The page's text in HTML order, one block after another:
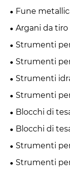
Fune
Argani da
Strumenti
Strumenti
Strumenti
Strumenti
Blocchi di
Blocchi di
Strumenti
Strumenti